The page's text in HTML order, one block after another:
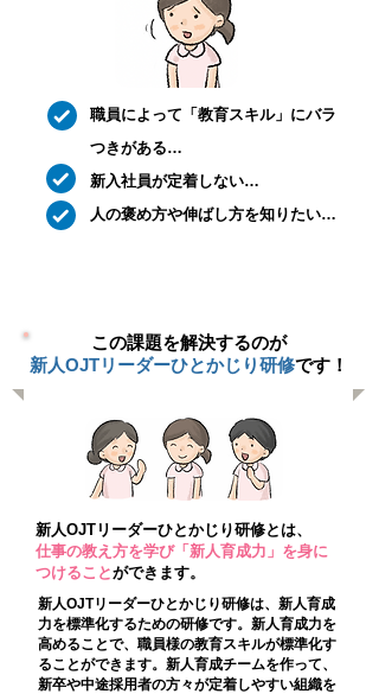
職員によって「教育スキル」にバラ
つきがある…
新入社員が定着しない…
​人の褒め方や伸ばし方を知りたい…
この課題を解決するのが
新人OJTリーダーひとかじり研修です！
新人OJTリーダーひとかじり研修とは、
​仕事の教え方を学び「新人育成力」を身に
つけることができます。
新人OJTリーダーひとかじり研修は、新人育成
力を標準化するための研修です。新人育成力を
高めることで、職員様の教育スキルが標準化す
ることができます。新人育成チームを作って、
新卒や中途採用者の方々が定着しやすい組織を